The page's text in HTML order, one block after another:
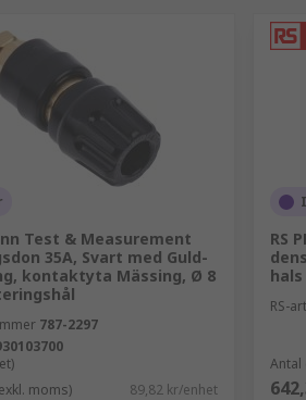
fält
producera signaler och sedan
hos en komponent
ström och motstånd
Test & Measurement
35A, Svart med Guld-
kontaktyta Mässing, Ø 8
787-2297
moms) 89,82 kr/enhet
RS
hals
RS-
Antal